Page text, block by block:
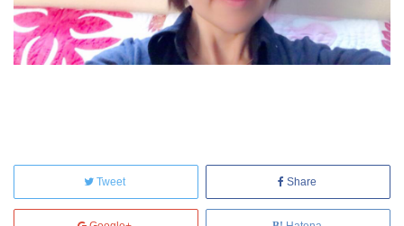
Tweet Share